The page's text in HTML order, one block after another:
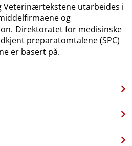
Veterinærtekstene utarbeides i
og
Direktoratet for medisinske
preparatomtalene (SPC)
er basert på.